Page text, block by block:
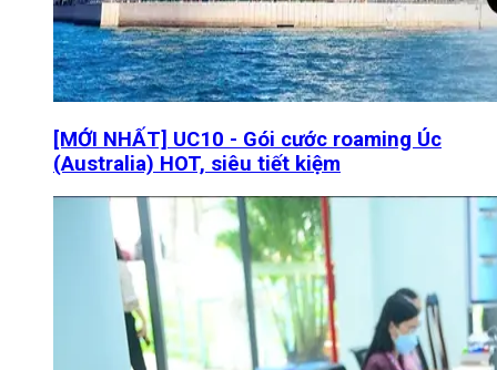
[MỚI NHẤT] UC10 - Gói cước roaming Úc
(Australia) HOT, siêu tiết kiệm